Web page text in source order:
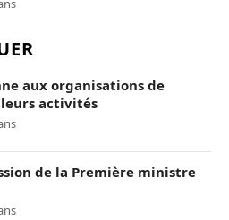
aux organisations de
activités
de la Première ministre